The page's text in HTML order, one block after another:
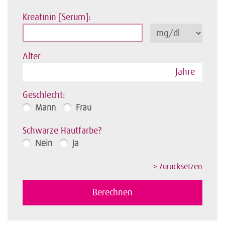
Kreatinin [Serum]:
Alter
Jahre
Geschlecht:
Mann Frau
Schwarze Hautfarbe?
Nein Ja